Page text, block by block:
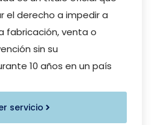
el derecho a impedir a
fabricación, venta o
sin su
10 años en un país
servicio